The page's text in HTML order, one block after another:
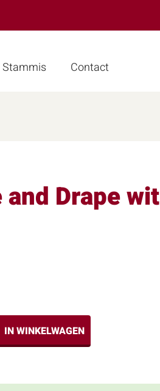
Stammis Contact
and Drape wit
IN WINKELWAGEN